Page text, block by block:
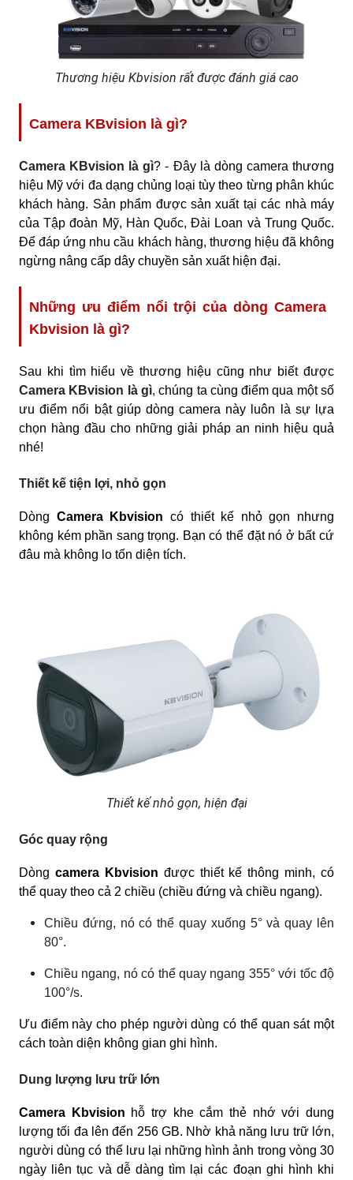
Thương hiệu Kbvision rất được đánh giá cao
Camera KBvision là gì?
Camera KBvision là gì? - Đây là dòng camera thương
hiệu Mỹ với đa dạng chủng loại tùy theo từng phân khúc
khách hàng. Sản phẩm được sản xuất tại các nhà máy
của Tập đoàn Mỹ, Hàn Quốc, Đài Loan và Trung Quốc.
Để đáp ứng nhu cầu khách hàng, thương hiệu đã không
ngừng nâng cấp dây chuyền sản xuất hiện đại.
Những ưu điểm nổi trội của dòng Camera
Kbvision là gì?
Sau khi tìm hiểu về thương hiệu cũng như biết được
Camera KBvision là gì, chúng ta cùng điểm qua một số
ưu điểm nổi bật giúp dòng camera này luôn là sự lựa
chọn hàng đầu cho những giải pháp an ninh hiệu quả
nhé!
Thiết kế tiện lợi, nhỏ gọn
Dòng Camera Kbvision có thiết kế nhỏ gọn nhưng
không kém phần sang trọng. Bạn có thể đặt nó ở bất cứ
đâu mà không lo tốn diện tích.
Thiết kế nhỏ gọn, hiện đại
Góc quay rộng
Dòng camera Kbvision được thiết kế thông minh, có
thể quay theo cả 2 chiều (chiều đứng và chiều ngang).
Chiều đứng, nó có thể quay xuống 5° và quay lên
80°.
Chiều ngang, nó có thể quay ngang 355° với tốc độ
100°/s.
Ưu điểm này cho phép người dùng có thể quan sát một
cách toàn diện không gian ghi hình.
Dung lượng lưu trữ lớn
Camera Kbvision hỗ trợ khe cắm thẻ nhớ với dung
lượng tối đa lên đến 256 GB. Nhờ khả năng lưu trữ lớn,
người dùng có thể lưu lại những hình ảnh trong vòng 30
ngày liên tục và dễ dàng tìm lại các đoạn ghi hình khi